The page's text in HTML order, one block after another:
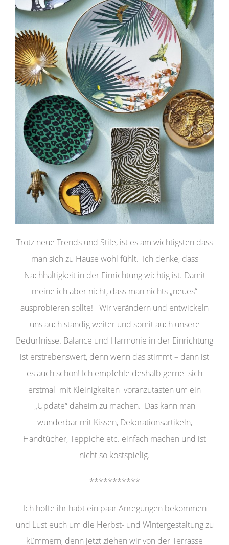
Trotz neue Trends und Stile, ist es am wichtigsten dass
man sich zu Hause wohl fühlt. Ich denke, dass
Nachhaltigkeit in der Einrichtung wichtig ist. Damit
meine ich aber nicht, dass man nichts „neues“
ausprobieren sollte! Wir verändern und entwickeln
uns auch ständig weiter und somit auch unsere
Bedürfnisse. Balance und Harmonie in der Einrichtung
ist erstrebenswert, denn wenn das stimmt – dann ist
es auch schön! Ich empfehle deshalb gerne sich
erstmal mit Kleinigkeiten voranzutasten um ein
„Update“ daheim zu machen. Das kann man
wunderbar mit Kissen, Dekorationsartikeln,
Handtücher, Teppiche etc. einfach machen und ist
nicht so kostspielig.
***********
Ich hoffe ihr habt ein paar Anregungen bekommen
und Lust euch um die Herbst- und Wintergestaltung zu
kümmern, denn jetzt ziehen wir von der Terrasse